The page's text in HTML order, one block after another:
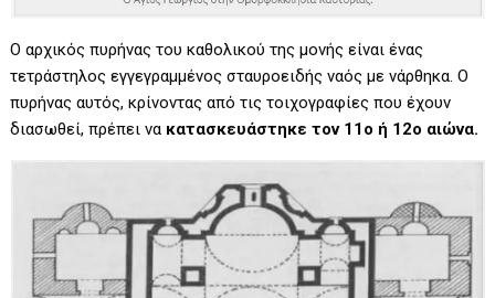
Ο αρχικός πυρήνας του καθολικού της μονής είναι ένας
τετράστηλος εγγεγραμμένος σταυροειδής ναός με νάρθηκα. Ο
πυρήνας αυτός, κρίνοντας από τις τοιχογραφίες που έχουν
διασωθεί, πρέπει να κατασκευάστηκε τον 11ο ή 12ο αιώνα.